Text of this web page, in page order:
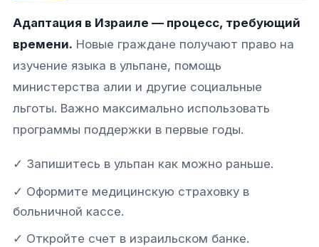
Адаптация в Израиле — процесс, требующий
времени. Новые граждане получают право на
изучение языка в ульпане, помощь
министерства алии и другие социальные
льготы. Важно максимально использовать
программы поддержки в первые годы.
✓ Запишитесь в ульпан как можно раньше.
✓ Оформите медицинскую страховку в
больничной кассе.
✓ Откройте счет в израильском банке.